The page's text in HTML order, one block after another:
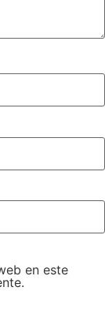
en este